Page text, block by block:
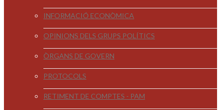
INFORMACIÓ ECONÒMICA
OPINIONS DELS GRUPS POLÍTICS
ÒRGANS DE GOVERN
PROTOCOLS
RETIMENT DE COMPTES - PAM